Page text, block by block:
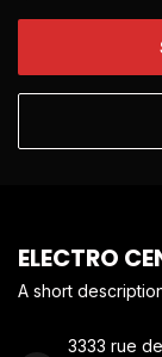
ELECTRO
A short
3333 rue